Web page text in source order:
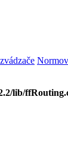
lib/